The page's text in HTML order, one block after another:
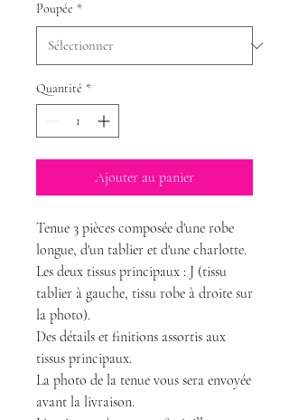
Poupée *
Quantité *
Ajouter au panier
Tenue 3 pièces composée d'une robe
longue, d'un tablier et d'une charlotte.
Les deux tissus principaux : J (tissu
tablier à gauche, tissu robe à droite sur
la photo).
Des détails et finitions assortis aux
tissus principaux.
La photo de la tenue vous sera envoyée
avant la livraison.